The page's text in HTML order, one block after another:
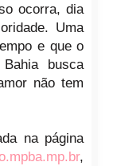
ocorra, dia
Uma
e que o
busca
não tem
na página
,